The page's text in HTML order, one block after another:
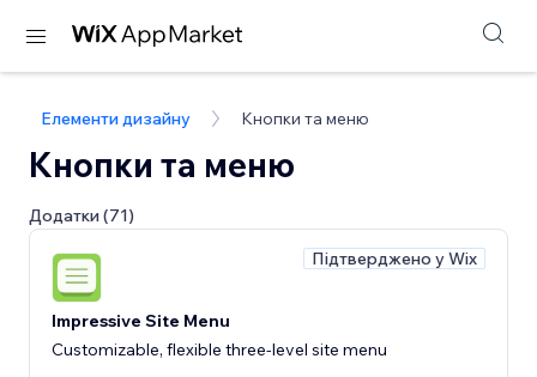
Елементи дизайну Кнопки та меню
Кнопки та меню
Додатки (71)
Підтверджено у Wix
Impressive Site Menu
Customizable, flexible three-level site menu